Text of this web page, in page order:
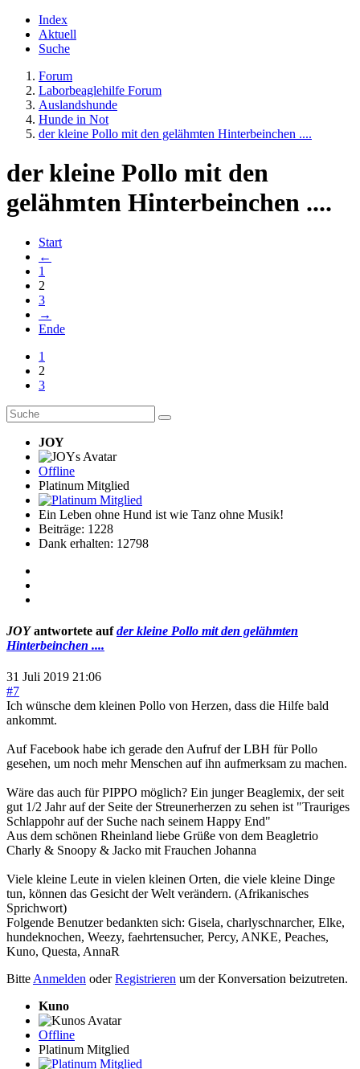
Index
Aktuell
Suche
Forum
Laborbeaglehilfe Forum
Auslandshunde
Hunde in Not
der kleine Pollo mit den gelähmten Hinterbeinchen ....
der kleine Pollo mit den
gelähmten Hinterbeinchen ....
Start
←
1
2
3
→
Ende
1
2
3
JOY
Offline
Platinum Mitglied
Ein Leben ohne Hund ist wie Tanz ohne Musik!
Beiträge: 1228
Dank erhalten: 12798
JOYantwortete aufder kleine Pollo mit den gelähmten
Hinterbeinchen ....
31 Juli 2019 21:06
#7
Ich wünsche dem kleinen Pollo von Herzen, dass die Hilfe bald
ankommt.
Auf Facebook habe ich gerade den Aufruf der LBH für Pollo
gesehen, um noch mehr Menschen auf ihn aufmerksam zu machen.
Wäre das auch für PIPPO möglich? Ein junger Beaglemix, der seit
gut 1/2 Jahr auf der Seite der Streunerherzen zu sehen ist "Trauriges
Schlappohr auf der Suche nach seinem Happy End"
Aus dem schönen Rheinland liebe Grüße von dem Beagletrio
Charly & Snoopy & Jacko mit Frauchen Johanna
Viele kleine Leute in vielen kleinen Orten, die viele kleine Dinge
tun, können das Gesicht der Welt verändern. (Afrikanisches
Sprichwort)
Folgende Benutzer bedankten sich: Gisela, charlyschnarcher, Elke,
hundeknochen, Weezy, faehrtensucher, Percy, ANKE, Peaches,
Kuno, Questa, AnnaR
BitteAnmelden oderRegistrieren um der Konversation beizutreten.
Kuno
Offline
Platinum Mitglied